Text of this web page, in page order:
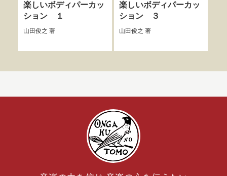
楽しいボディパーカッ
ション １
山田俊之 著
楽しいボディパーカッ
ション ３
山田俊之 著